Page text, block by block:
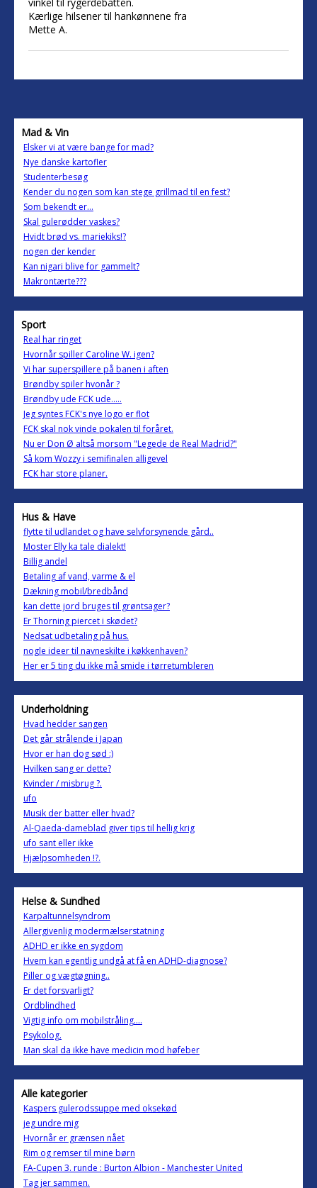
Kærlige hilsener til hankønnene fra
Mette A.
Mad & Vin
Elsker vi at være bange for mad?
Nye danske kartofler
Studenterbesøg
Kender du nogen som kan stege grillmad til en fest?
Som bekendt er...
Skal gulerødder vaskes?
Hvidt brød vs. mariekiks!?
nogen der kender
Kan nigari blive for gammelt?
Makrontærte???
Sport
Real har ringet
Hvornår spiller Caroline W. igen?
Vi har superspillere på banen i aften
Brøndby spiler hvonår ?
Brøndby ude FCK ude.....
Jeg syntes FCK's nye logo er flot
FCK skal nok vinde pokalen til foråret.
Nu er Don Ø altså morsom "Legede de Real Madrid?"
Så kom Wozzy i semifinalen alligevel
FCK har store planer.
Hus & Have
flytte til udlandet og have selvforsynende gård..
Moster Elly ka tale dialekt!
Billig andel
Betaling af vand, varme & el
Dækning mobil/bredbånd
kan dette jord bruges til grøntsager?
Er Thorning piercet i skødet?
Nedsat udbetaling på hus.
nogle ideer til navneskilte i køkkenhaven?
Her er 5 ting du ikke må smide i tørretumbleren
Underholdning
Hvad hedder sangen
Det går strålende i Japan
Hvor er han dog sød :)
Hvilken sang er dette?
Kvinder / misbrug ?.
ufo
Musik der batter eller hvad?
Al-Qaeda-dameblad giver tips til hellig krig
ufo sant eller ikke
Hjælpsomheden !?.
Helse & Sundhed
Karpaltunnelsyndrom
Allergivenlig modermælserstatning
ADHD er ikke en sygdom
Hvem kan egentlig undgå at få en ADHD-diagnose?
Piller og vægtøgning..
Er det forsvarligt?
Ordblindhed
Vigtig info om mobilstråling....
Psykolog.
Man skal da ikke have medicin mod høfeber
Alle kategorier
Kaspers gulerodssuppe med oksekød
jeg undre mig
Hvornår er grænsen nået
Rim og remser til mine børn
FA-Cupen 3. runde : Burton Albion - Manchester United
Tag jer sammen.